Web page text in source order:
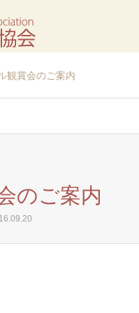
観賞会のご案内
のご案内